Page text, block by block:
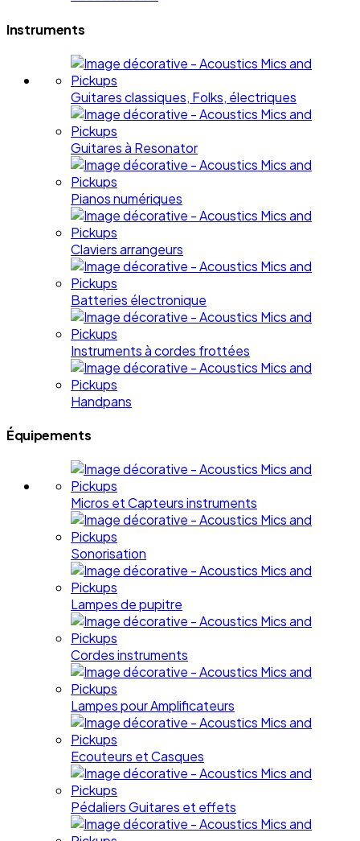
Instruments
Guitares classiques, Folks, électriques
Guitares à Resonator
Pianos numériques
Claviers arrangeurs
Batteries électronique
Instruments à cordes frottées
Handpans
Équipements
Micros et Capteurs instruments
Sonorisation
Lampes de pupitre
Cordes instruments
Lampes pour Amplificateurs
Ecouteurs et Casques
Pédaliers Guitares et effets